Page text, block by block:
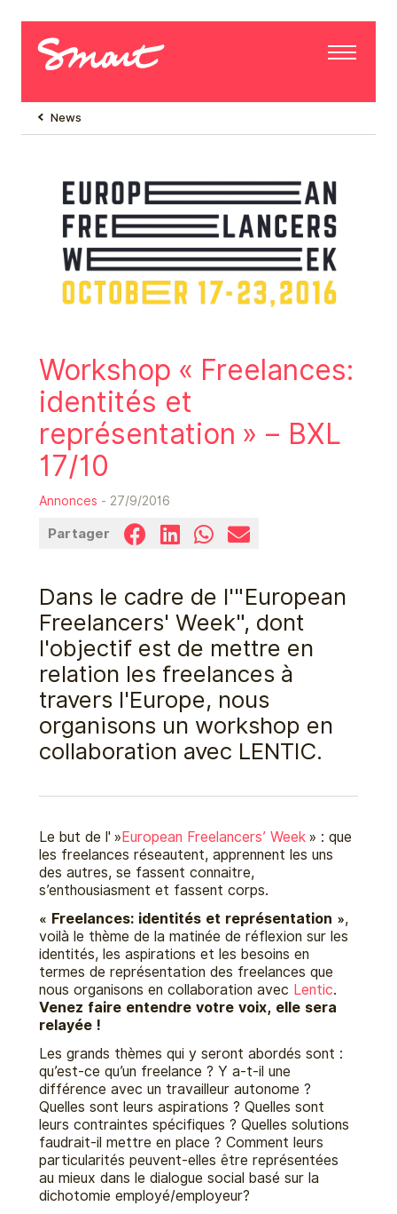
News
Workshop « Freelances:
identités et
représentation » – BXL
17/10
Annonces - 27/9/2016
Partager
Dans le cadre de l'"European
Freelancers' Week", dont
l'objectif est de mettre en
relation les freelances à
travers l'Europe, nous
organisons un workshop en
collaboration avec LENTIC.
Le but de l' »European Freelancers’ Week » : que
les freelances réseautent, apprennent les uns
des autres, se fassent connaitre,
s’enthousiasment et fassent corps.
« Freelances: identités et représentation »,
voilà le thème de la matinée de réflexion sur les
identités, les aspirations et les besoins en
termes de représentation des freelances que
nous organisons en collaboration avec Lentic.
Venez faire entendre votre voix, elle sera
relayée !
Les grands thèmes qui y seront abordés sont :
qu’est-ce qu’un freelance ? Y a-t-il une
différence avec un travailleur autonome ?
Quelles sont leurs aspirations ? Quelles sont
leurs contraintes spécifiques ? Quelles solutions
faudrait-il mettre en place ? Comment leurs
particularités peuvent-elles être représentées
au mieux dans le dialogue social basé sur la
dichotomie employé/employeur?